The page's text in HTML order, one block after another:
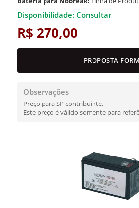
Disponibilidade: Consultar
R$ 270,00
PROPOSTA
Observações
Preço para SP contribuinte.
Este preço é válido somente para